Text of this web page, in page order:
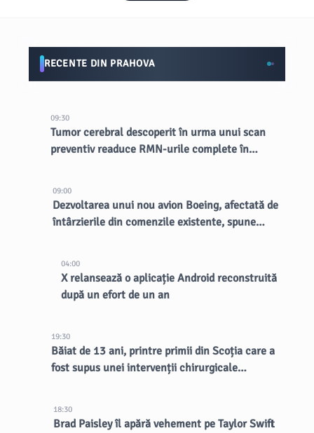
RECENTE DIN PRAHOVA
09:30
Tumor cerebral descoperit în urma unui scan
preventiv readuce RMN-urile complete în
09:00
Dezvoltarea unui nou avion Boeing, afectată de
întârzierile din comenzile existente, spune
04:00
X relansează o aplicație Android reconstruită
după un efort de un an
19:30
Băiat de 13 ani, printre primii din Scoția care a
fost supus unei intervenții chirurgicale
18:30
Brad Paisley îl apără vehement pe Taylor Swift